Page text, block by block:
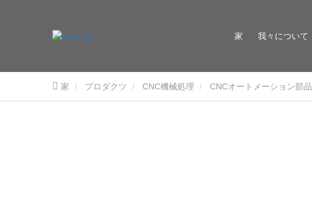
家 我々について
家 プロダクツ CNC機械処理 CNCオートメーション部品